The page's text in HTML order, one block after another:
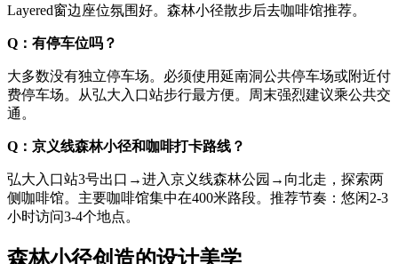
Layered窗边座位氛围好。森林小径散步后去咖啡馆推荐。
Q：有停车位吗？
大多数没有独立停车场。必须使用延南洞公共停车场或附近付
费停车场。从弘大入口站步行最方便。周末强烈建议乘公共交
通。
Q：京义线森林小径和咖啡打卡路线？
弘大入口站3号出口→进入京义线森林公园→向北走，探索两
侧咖啡馆。主要咖啡馆集中在400米路段。推荐节奏：悠闲2-3
小时访问3-4个地点。
森林小径创造的设计美学